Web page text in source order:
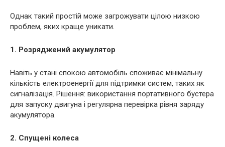
Однак такий простій може загрожувати цілою низкою
проблем, яких краще уникати.
1. Розряджений акумулятор
Навіть у стані спокою автомобіль споживає мінімальну
кількість електроенергії для підтримки систем, таких як
сигналізація. Рішення: використання портативного бустера
для запуску двигуна і регулярна перевірка рівня заряду
акумулятора.
2. Спущені колеса